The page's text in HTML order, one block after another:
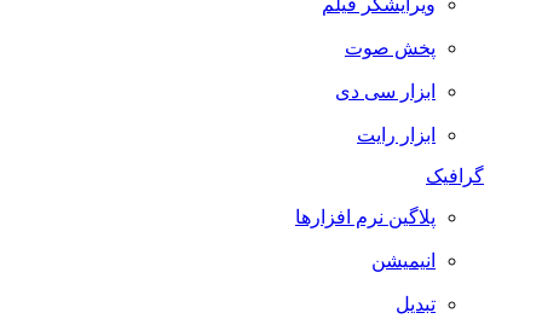
ویرایشگر فیلم
پخش صوت
ابزار سی دی
ابزار رایت
گرافیک
پلاگین نرم افزارها
انیمیشن
تبدیل